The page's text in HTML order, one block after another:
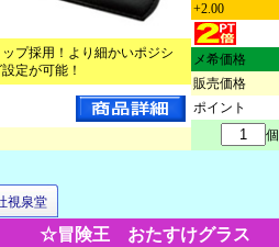
プ採用！より細かいポジシ
定が可能！
+2.00
メ希価格
販売価格
ポイント
個
視泉堂
☆冒険王 おたすけグラス